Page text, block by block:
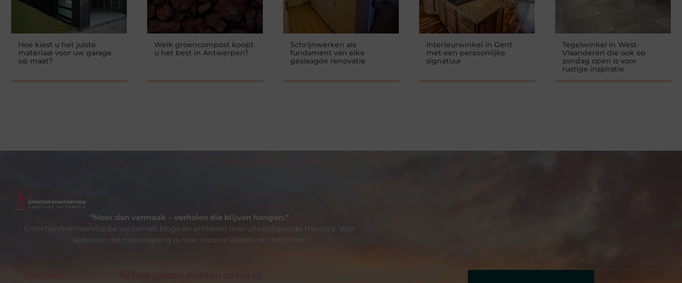
Hoe kiest u het juiste
materiaal voor uw garage
op maat?
Welk groencompost koopt
u het best in Antwerpen?
Schrijnwerken als
fundament van elke
geslaagde renovatie
Interieurwinkel in Gent
met een persoonlijke
signatuur
Tegelwinkel in West-
Vlaanderen die ook op
zondag open is voor
rustige inspiratie
“Meer dan vermaak – verhalen die blijven hangen.”
Entertainmentservice.be verzamelt blogs en artikelen over uiteenlopende thema’s. Voor
iedereen die nieuwsgierig is naar nieuwe ideeën en inzichten.